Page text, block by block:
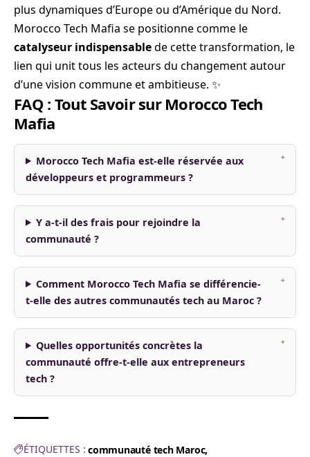
plus dynamiques d’Europe ou d’Amérique du Nord.
Morocco Tech Mafia se positionne comme le
catalyseur indispensablede cette transformation, le
lien qui unit tous les acteurs du changement autour
d’une vision commune et ambitieuse. ✨
FAQ : Tout Savoir sur Morocco Tech
Mafia
Morocco Tech Mafia est-elle réservée aux
développeurs et programmeurs ?
Y a-t-il des frais pour rejoindre la
communauté ?
Comment Morocco Tech Mafia se différencie-
t-elle des autres communautés tech au Maroc ?
Quelles opportunités concrètes la
communauté offre-t-elle aux entrepreneurs
tech ?
ÉTIQUETTES : communauté tech Maroc